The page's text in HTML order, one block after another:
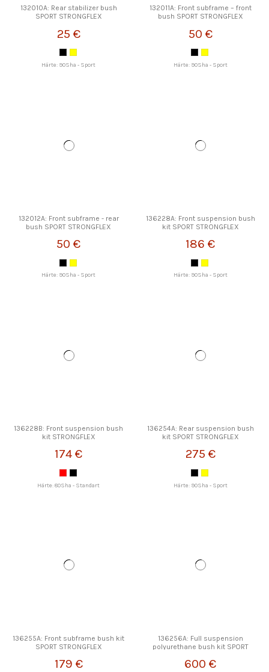
132010A: Rear stabilizer bush
SPORT STRONGFLEX
25 €
Härte: 90Sha - Sport
132011A: Front subframe – front
bush SPORT STRONGFLEX
50 €
Härte: 90Sha - Sport
132012A: Front subframe - rear
bush SPORT STRONGFLEX
50 €
Härte: 90Sha - Sport
136228A: Front suspension bush
kit SPORT STRONGFLEX
186 €
Härte: 90Sha - Sport
136228B: Front suspension bush
kit STRONGFLEX
174 €
Härte: 80Sha - Standart
136254A: Rear suspension bush
kit SPORT STRONGFLEX
275 €
Härte: 90Sha - Sport
136255A: Front subframe bush kit
SPORT STRONGFLEX
179 €
136256A: Full suspension
polyurethane bush kit SPORT
600 €